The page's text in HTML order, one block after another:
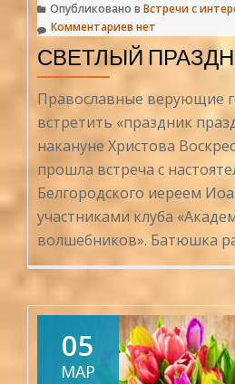
Опубликовано в Встречи с
Комментариев нет
СВЕТЛЫЙ
Православные верующие
встретить «праздник
накануне Христова
прошла встреча с
Белгородского иереем
участниками клуба
волшебников». Батюшка
05
МАР